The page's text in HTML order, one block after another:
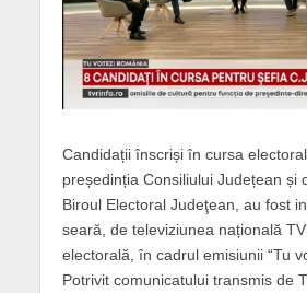
Candidații înscriși în cursa
președinția Consiliului Județean și
Biroul Electoral Judeţean, au fost
seară, de televiziunea națională
electorală, în cadrul emisiunii “Tu
Potrivit comunicatului transmis de